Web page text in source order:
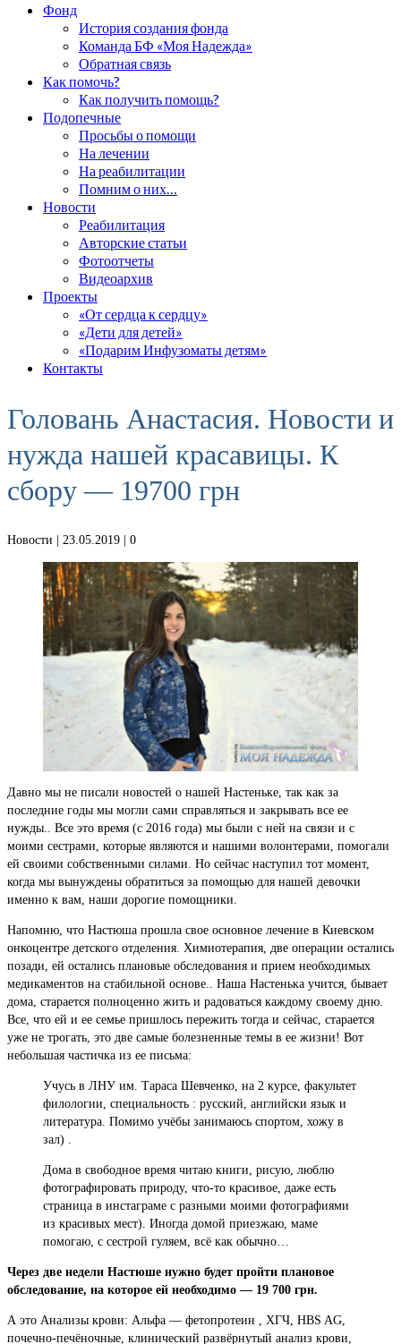
Фонд
История создания фонда
Команда БФ «Моя Надежда»
Обратная связь
Как помочь?
Как получить помощь?
Подопечные
Просьбы о помощи
На лечении
На реабилитации
Помним о них…
Новости
Реабилитация
Авторские статьи
Фотоотчеты
Видеоархив
Проекты
«От сердца к сердцу»
«Дети для детей»
«Подарим Инфузоматы детям»
Контакты
Головань Анастасия. Новости и
нужда нашей красавицы. К
сбору — 19700 грн
Новости | 23.05.2019 | 0
Давно мы не писали новостей о нашей Настеньке, так как за
последние годы мы могли сами справляться и закрывать все ее
нужды.. Все это время (с 2016 года) мы были с ней на связи и с
моими сестрами, которые являются и нашими волонтерами, помогали
ей своими собственными силами. Но сейчас наступил тот момент,
когда мы вынуждены обратиться за помощью для нашей девочки
именно к вам, наши дорогие помощники.
Напомню, что Настюша прошла свое основное лечение в Киевском
онкоцентре детского отделения. Химиотерапия, две операции остались
позади, ей остались плановые обследования и прием необходимых
медикаментов на стабильной основе.. Наша Настенька учится, бывает
дома, старается полноценно жить и радоваться каждому своему дню.
Все, что ей и ее семье пришлось пережить тогда и сейчас, старается
уже не трогать, это две самые болезненные темы в ее жизни! Вот
небольшая частичка из ее письма:
Учусь в ЛНУ им. Тараса Шевченко, на 2 курсе, факультет
филологии, специальность : русский, английски язык и
литература. Помимо учёбы занимаюсь спортом, хожу в
зал) .
Дома в свободное время читаю книги, рисую, люблю
фотографировать природу, что-то красивое, даже есть
страница в инстаграме с разными моими фотографиями
из красивых мест). Иногда домой приезжаю, маме
помогаю, с сестрой гуляем, всё как обычно…
Через две недели Настюше нужно будет пройти плановое
обследование, на которое ей необходимо — 19 700 грн.
А это Анализы крови: Альфа — фетопротеин , ХГЧ, HBS AG,
почечно-печёночные, клинический развёрнутый анализ крови,